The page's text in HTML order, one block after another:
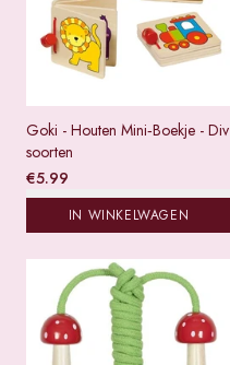
Goki - Houten Mini‑Boekje - Div
soorten
€5.99
IN WINKELWAGEN